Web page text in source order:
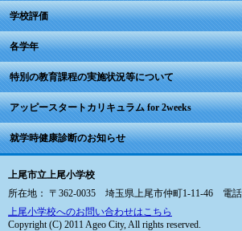
学校評価
各学年
特別の教育課程の実施状況等について
アッピースタートカリキュラム for 2weeks
就学時健康診断のお知らせ
上尾市立上尾小学校
所在地： 〒362-0035 埼玉県上尾市仲町1-11-46 電
上尾小学校へのお問い合わせはこちら
Copyright (C) 2011 Ageo City, All rights reserved.